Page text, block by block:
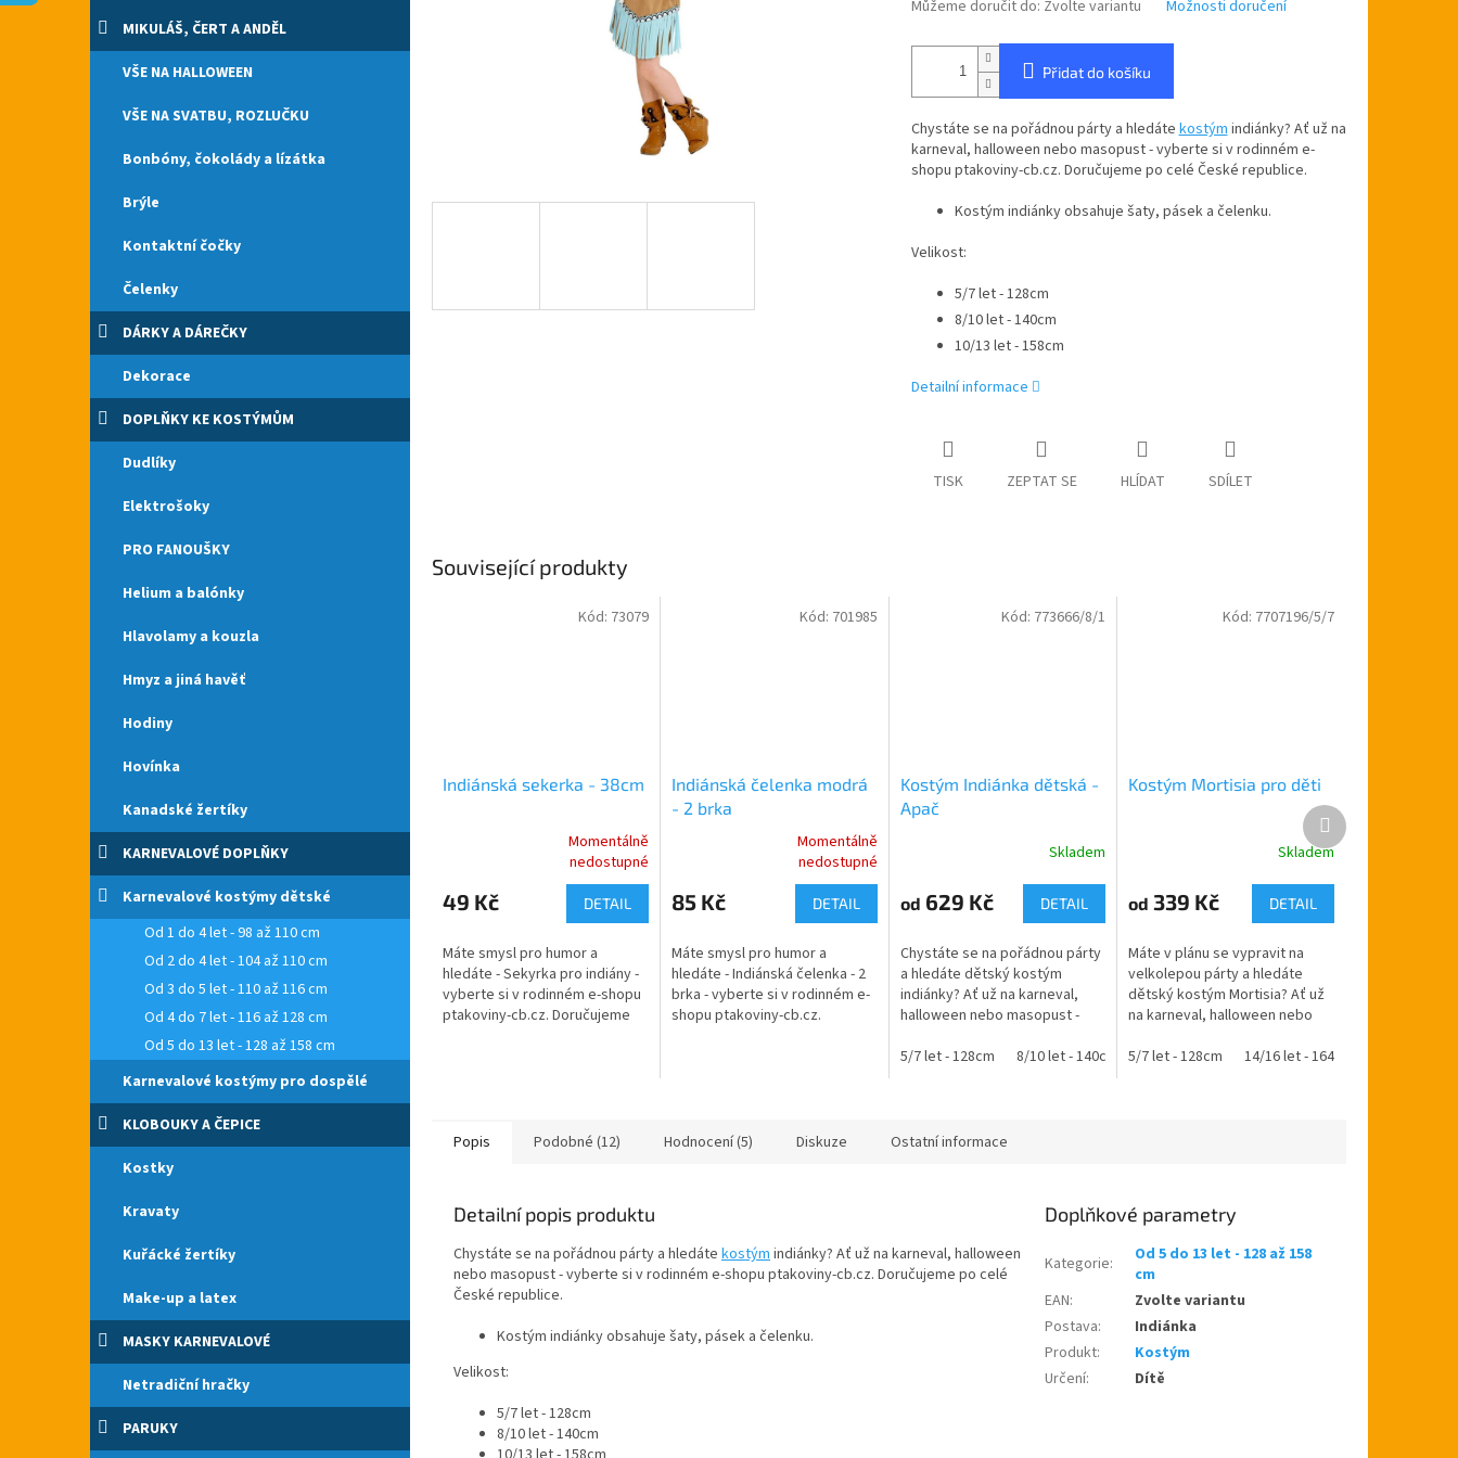
e
l
MIKULÁŠ, ČERT A ANDĚL
VŠE NA HALLOWEEN
VŠE NA SVATBU, ROZLUČKU
Bonbóny, čokolády a lízátka
Brýle
Kontaktní čočky
Čelenky
DÁRKY A DÁREČKY
Dekorace
DOPLŇKY KE KOSTÝMŮM
Dudlíky
Elektrošoky
PRO FANOUŠKY
Helium a balónky
Hlavolamy a kouzla
Hmyz a jiná havěť
Hodiny
Hovínka
Kanadské žertíky
KARNEVALOVÉ DOPLŇKY
Karnevalové kostýmy dětské
Od 1 do 4 let - 98 až 110 cm
Od 2 do 4 let - 104 až 110 cm
Od 3 do 5 let - 110 až 116 cm
Od 4 do 7 let - 116 až 128 cm
Od 5 do 13 let - 128 až 158 cm
Karnevalové kostýmy pro dospělé
KLOBOUKY A ČEPICE
Kostky
Kravaty
Kuřácké žertíky
Make-up a latex
MASKY KARNEVALOVÉ
Netradiční hračky
PARUKY
Můžeme doručit do: Zvolte variantu Možnosti doručení
Přidat do košíku
Chystáte se na pořádnou párty a hledátekostýmindiánky? Ať už na
karneval, halloween nebo masopust - vyberte si v rodinném e-
shopu ptakoviny-cb.cz. Doručujeme po celé České republice.
Kostým indiánky obsahuje šaty, pásek a čelenku.
Velikost:
5/7 let - 128cm
8/10 let - 140cm
10/13 let - 158cm
Detailní informace
TISK ZEPTAT SE HLÍDAT SDÍLET
Související produkty
Indiánská sekerka - 38cm
produktu
je
z
5
hvězdiček.
Momentálně
nedostupné
49 Kč DETAIL
Máte smysl pro humor a
hledáte - Sekyrka pro indiány -
vyberte si v rodinném e-shopu
ptakoviny-cb.cz. Doručujeme
Kód: 73079
Indiánská čelenka modrá
- 2 brka
produktu
je
z
5
hvězdiček.
Momentálně
nedostupné
85 Kč DETAIL
Máte smysl pro humor a
hledáte - Indiánská čelenka - 2
brka - vyberte si v rodinném e-
shopu ptakoviny-cb.cz.
Kód: 701985
Kostým Indiánka dětská -
Apač
produktu
je
z
5
hvězdiček.
Skladem
od 629 Kč DETAIL
Chystáte se na pořádnou párty
a hledáte dětský kostým
indiánky? Ať už na karneval,
halloween nebo masopust -
ptakoviny-cb.cz. Doručujeme
5/7 let - 128cm 8/10 let - 140cm 11/13 let - 158cm
Kód: 773666/8/1
Kostým Mortisia pro děti
produktu
je
z
5
hvězdiček.
Skladem
od 339 Kč DETAIL
Máte v plánu se vypravit na
velkolepou párty a hledáte
dětský kostým Mortisia? Ať už
na karneval, halloween nebo
rodinném e-shopu ptakoviny-
5/7 let - 128cm 14/16 let - 164cm
Kód: 7707196/5/7
Další
produkt
Popis Podobné (12) Hodnocení (5) Diskuze Ostatní informace
Detailní popis produktu
Chystáte se na pořádnou párty a hledáte kostýmindiánky? Ať už na karneval, halloween
nebo masopust - vyberte si v rodinném e-shopu ptakoviny-cb.cz. Doručujeme po celé
České republice.
Kostým indiánky obsahuje šaty, pásek a čelenku.
Velikost:
5/7 let - 128cm
8/10 let - 140cm
Doplňkové parametry
Kategorie:
Od 5 do 13 let - 128 až 158
cm
EAN:
Zvolte variantu
Postava:
Indiánka
Produkt:
Kostým
Určení: Dítě